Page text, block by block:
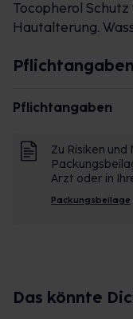
Tocopherol
Hautalterung.
Pflichtangaben
Zu Risiken
Arzt oder in
Packungsbeilage
Das könnte